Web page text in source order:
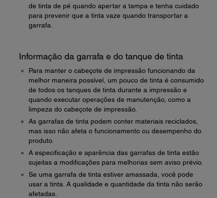
de tinta de pé quando apertar a tampa e tenha cuidado
para prevenir que a tinta vaze quando transportar a
garrafa.
Informação da garrafa e do tanque de tinta
Para manter o cabeçote de impressão funcionando da
melhor maneira possível, um pouco de tinta é consumido
de todos os tanques de tinta durante a impressão e
quando executar operações de manutenção, como a
limpeza do cabeçote de impressão.
As garrafas de tinta podem conter materiais reciclados,
mas isso não afeta o funcionamento ou desempenho do
produto.
A especificação e aparência das garrafas de tinta estão
sujeitas a modificações para melhorias sem aviso prévio.
Se uma garrafa de tinta estiver amassada, você pode
usar a tinta. A qualidade e quantidade da tinta não serão
afetadas.